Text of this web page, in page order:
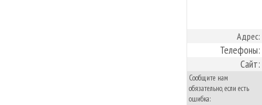
Адрес:
Телефоны:
Сайт:
Сообщите нам
обязательно, если есть
ошибка: